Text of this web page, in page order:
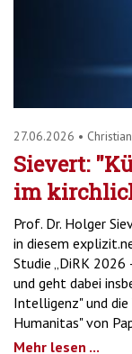
27.06.2026 •
Sievert:
im
Prof. Dr. Holger
in diesem
Studie „DiRK 2026
und geht dabei
Intelligenz" und die
Humanitas" von
Mehr lesen ...